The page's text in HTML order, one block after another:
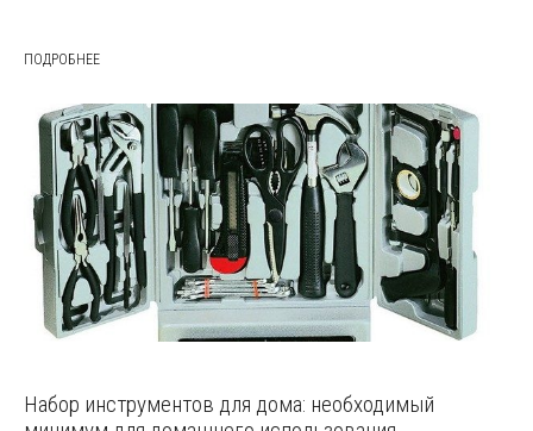
ПОДРОБНЕЕ
Набор инструментов для дома: необходимый